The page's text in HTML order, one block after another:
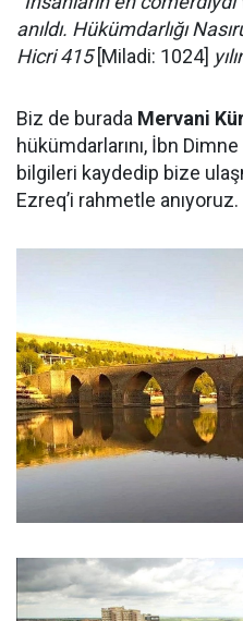
anıldı. Hükümdarlığı
Hicri 415[Miladi: 1024]
Biz de burada Mervani
hükümdarlarını, İbn
bilgileri kaydedip bize
Ezreq’i rahmetle anıyoruz.